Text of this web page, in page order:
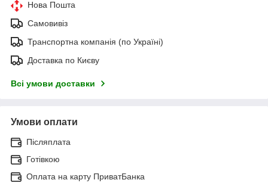
Нова Пошта
Самовивіз
Транспортна компанія (по Україні)
Доставка по Києву
Всі умови доставки
Умови оплати
Післяплата
Готівкою
Оплата на карту ПриватБанка